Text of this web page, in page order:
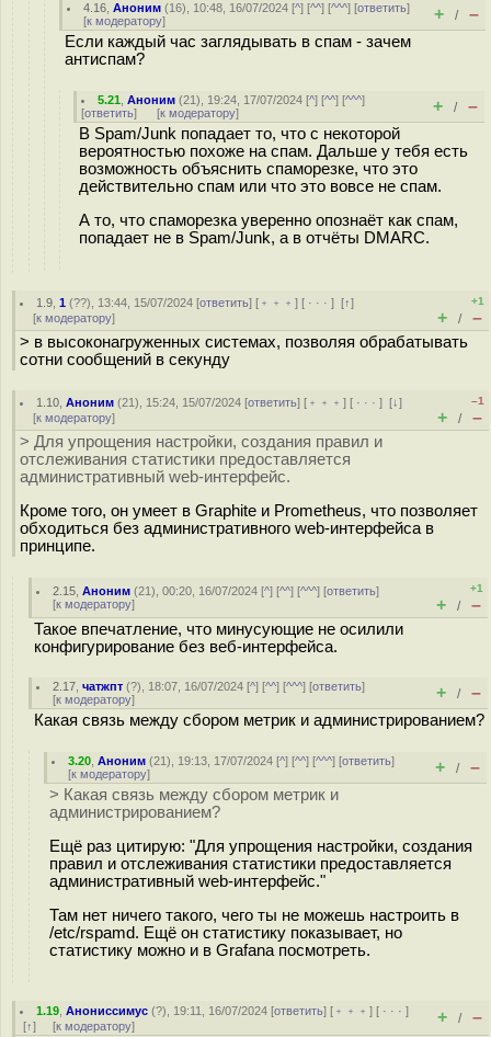
4.16 ,Аноним (16), 10:48, 16/07/2024 [^] [^^] [^^^] [ответить]
[к модератору] + / –
Если каждый час заглядывать в спам - зачем
антиспам?
5.21 ,Аноним (21), 19:24, 17/07/2024 [^] [^^] [^^^]
[ответить] [к модератору] + / –
В Spam/Junk попадает то, что с некоторой
вероятностью похоже на спам. Дальше у тебя есть
возможность объяснить спаморезке, что это
действительно спам или что это вовсе не спам.
А то, что спаморезка уверенно опознаёт как спам,
попадает не в Spam/Junk, а в отчёты DMARC.
1.9 ,1 (??), 13:44, 15/07/2024 [ответить] [ ﹢﹢﹢] [ · · ·][↑]
[к модератору]
+1
+ / –
> в высоконагруженных системах, позволяя обрабатывать
сотни сообщений в секунду
1.10 ,Аноним (21), 15:24, 15/07/2024 [ответить] [ ﹢﹢﹢] [ · · ·][↓]
[к модератору]
–1
+ / –
> Для упрощения настройки, создания правил и
отслеживания статистики предоставляется
административный web-интерфейс.
Кроме того, он умеет в Graphite и Prometheus, что позволяет
обходиться без административного web-интерфейса в
принципе.
2.15 ,Аноним (21), 00:20, 16/07/2024 [^] [^^] [^^^] [ответить]
[к модератору]
+1
+ / –
Такое впечатление, что минусующие не осилили
конфигурирование без веб-интерфейса.
2.17 ,чатжпт (?), 18:07, 16/07/2024 [^] [^^] [^^^] [ответить]
[к модератору] + / –
Какая связь между сбором метрик и администрированием?
3.20 ,Аноним (21), 19:13, 17/07/2024 [^] [^^] [^^^] [ответить]
[к модератору] + / –
> Какая связь между сбором метрик и
администрированием?
Ещё раз цитирую: "Для упрощения настройки, создания
правил и отслеживания статистики предоставляется
административный web-интерфейс."
Там нет ничего такого, чего ты не можешь настроить в
/etc/rspamd. Ещё он статистику показывает, но
статистику можно и в Grafana посмотреть.
1.19 ,Анониссимус (?), 19:11, 16/07/2024 [ответить] [ ﹢﹢﹢] [ · · ·]
[↑] [к модератору] + / –